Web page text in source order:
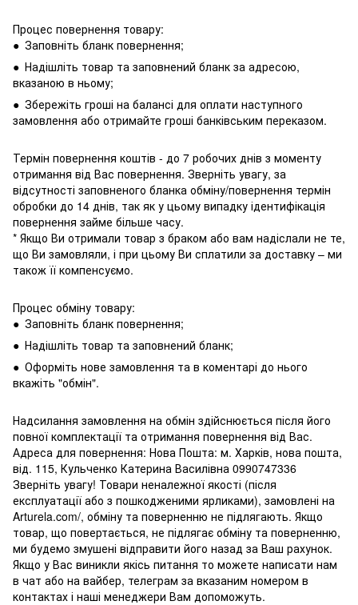
Процес повернення товару:
● Заповніть бланк повернення;
● Надішліть товар та заповнений бланк за адресою,
вказаною в ньому;
● Збережіть гроші на балансі для оплати наступного
замовлення або отримайте гроші банківським переказом.
Термін повернення коштів - до 7 робочих днів з моменту
отримання від Вас повернення. Зверніть увагу, за
відсутності заповненого бланка обміну/повернення термін
обробки до 14 днів, так як у цьому випадку ідентифікація
повернення займе більше часу.
* Якщо Ви отримали товар з браком або вам надіслали не те,
що Ви замовляли, і при цьому Ви сплатили за доставку – ми
також її компенсуємо.
Процес обміну товару:
● Заповніть бланк повернення;
● Надішліть товар та заповнений бланк;
● Оформіть нове замовлення та в коментарі до нього
вкажіть "обмін".
Надсилання замовлення на обмін здійснюється після його
повної комплектації та отримання повернення від Вас.
Адреса для повернення: Нова Пошта: м. Харків, нова пошта,
від. 115, Кульченко Катерина Василівна 0990747336
Зверніть увагу! Товари неналежної якості (після
експлуатації або з пошкодженими ярликами), замовлені на
Arturela.com/, обміну та поверненню не підлягають. Якщо
товар, що повертається, не підлягає обміну та поверненню,
ми будемо змушені відправити його назад за Ваш рахунок.
Якщо у Вас виникли якісь питання то можете написати нам
в чат або на вайбер, телеграм за вказаним номером в
контактах і наші менеджери Вам допоможуть.